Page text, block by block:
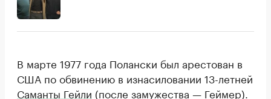
В марте 1977 года Полански был арестован в
США по обвинению в изнасиловании 13-летней
Саманты Гейли (после замужества — Геймер).